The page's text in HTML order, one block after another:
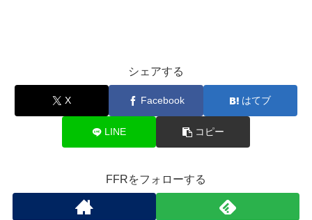
シェアする
X Facebook はてブ
LINE コピー
FFRをフォローする